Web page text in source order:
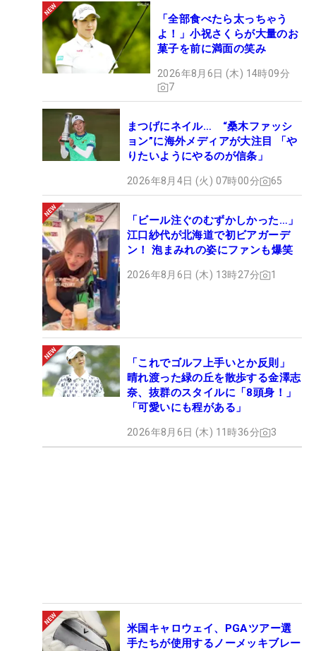
「全部食べたら太っちゃう
よ！」小祝さくらが大量のお
菓子を前に満面の笑み
2026年8月6日 (木) 14時09分
7
まつげにネイル… “桑木ファッシ
ョン”に海外メディアが大注目 「や
りたいようにやるのが信条」
2026年8月4日 (火) 07時00分 65
「ビール注ぐのむずかしかった…」
江口紗代が北海道で初ビアガーデ
ン！ 泡まみれの姿にファンも爆笑
2026年8月6日 (木) 13時27分 1
「これでゴルフ上手いとか反則」
晴れ渡った緑の丘を散歩する金澤志
奈、抜群のスタイルに「8頭身！」
「可愛いにも程がある」
2026年8月6日 (木) 11時36分 3
米国キャロウェイ、PGAツアー選
手たちが使用するノーメッキブレー